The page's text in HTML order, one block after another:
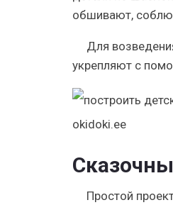
обшивают,
Для
укрепляют с
okidoki.ee
Простой